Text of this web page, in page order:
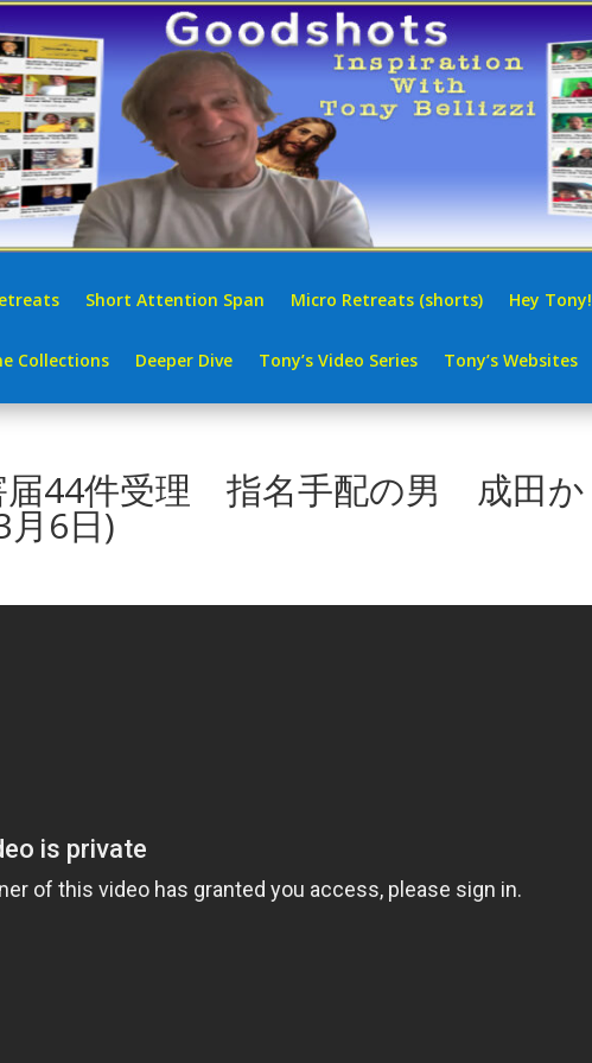
Short Attention Span Micro Retreats (shorts) Hey Tony!
Collections Deeper Dive Tony’s Video Series Tony’s Websites
届44件受理 指名手配の男 成田か
月6日)